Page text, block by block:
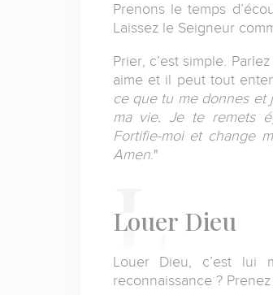
Prenons le temps
Laissez le Seigneur
Prier, c’est simple.
aime et il peut tout
ce que tu me donnes et
ma vie. Je te remets
Fortifie-moi et change
Amen."
Louer Dieu
Louer Dieu, c’est lui
reconnaissance ?